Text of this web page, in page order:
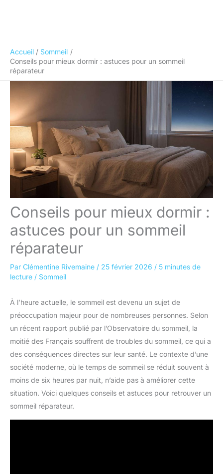
Accueil
Sommeil
Conseils pour mieux dormir : astuces pour un sommeil
réparateur
Conseils pour mieux dormir :
astuces pour un sommeil
réparateur
Par Clémentine Rivemaine / 25 février 2026 / 5 minutes de
lecture / Sommeil
À l’heure actuelle, le sommeil est devenu un sujet de
préoccupation majeur pour de nombreuses personnes. Selon
un récent rapport publié par l’Observatoire du sommeil, la
moitié des Français souffrent de troubles du sommeil, ce qui a
des conséquences directes sur leur santé. Le contexte d’une
société moderne, où le temps de sommeil se réduit souvent à
moins de six heures par nuit, n’aide pas à améliorer cette
situation. Voici quelques conseils et astuces pour retrouver un
sommeil réparateur.